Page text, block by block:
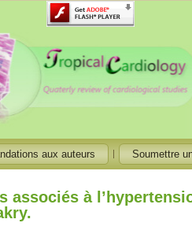
aux auteurs Soumettre
associés à